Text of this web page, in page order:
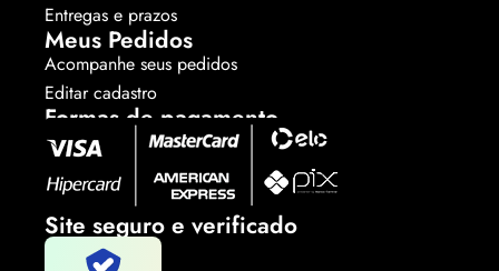
Entregas e prazos
Meus Pedidos
Acompanhe seus pedidos
Editar cadastro
Formas de pagamento
Site seguro e verificado